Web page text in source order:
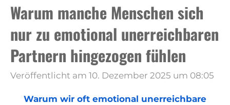
Warum manche Menschen sich
nur zu emotional unerreichbaren
Partnern hingezogen fühlen
Veröffentlicht am 10. Dezember 2025 um 08:05
Warum wir oft emotional unerreichbare